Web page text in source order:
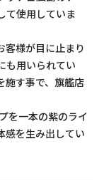
て使用していま
客様が目に止まり
も用いられてい
施す事で、旗艦店
を一本の紫のライ
感を生み出してい